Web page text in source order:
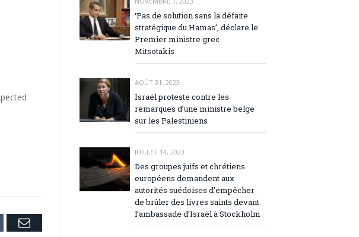
Email
‘Pas de solution sans la défaite
stratégique du Hamas’, déclare le
Premier ministre grec
Mitsotakis
AOÛT 31, 2023
Israël proteste contre les
remarques d’une ministre belge
sur les Palestiniens
JUILLET 14, 2023
Des groupes juifs et chrétiens
européens demandent aux
autorités suédoises d’empêcher
de brûler des livres saints devant
l’ambassade d’Israël à Stockholm